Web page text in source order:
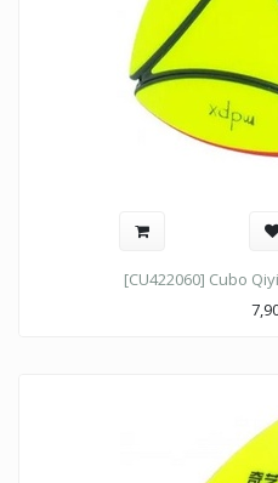
[CU422060] Cubo